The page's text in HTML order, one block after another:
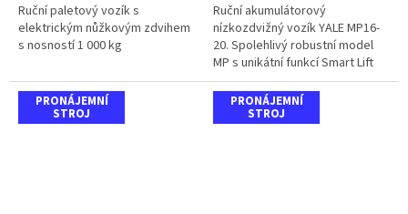
Ruční paletový vozík s
elektrickým nůžkovým zdvihem
s nosností 1 000 kg
Ruční akumulátorový
nízkozdvižný vozík YALE MP16-
20. Spolehlivý robustní model
MP s unikátní funkcí Smart Lift
TM zajišťuje bezkonkurenční
produktivitu.
PRONÁJEMNÍ
STROJ
PRONÁJEMNÍ
STROJ